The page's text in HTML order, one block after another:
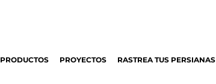
PRODUCTOS PROYECTOS RASTREA TUS PERSIANAS